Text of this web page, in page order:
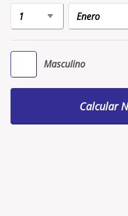
Masculino